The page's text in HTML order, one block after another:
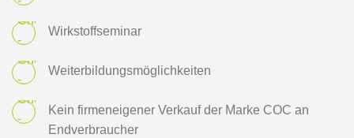
Wirkstoffseminar
Weiterbildungsmöglichkeiten
Kein firmeneigener Verkauf der Marke COC an
Endverbraucher